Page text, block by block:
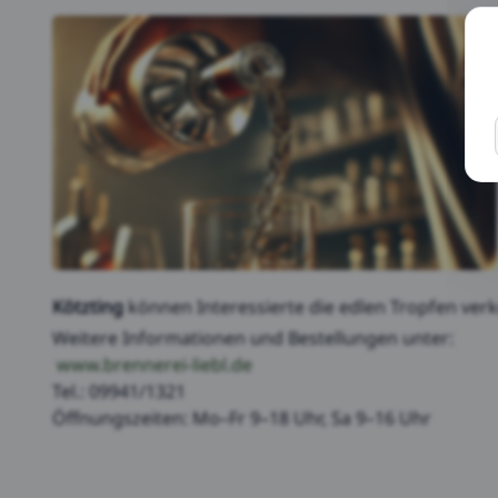
Kötztingkönnen Interessierte die edlen Tropfen
Weitere Informationen und Bestellungen unter:
www.brennerei-liebl.de
Tel.: 09941/1321
Öffnungszeiten: Mo–Fr 9–18 Uhr, Sa 9–16 Uhr